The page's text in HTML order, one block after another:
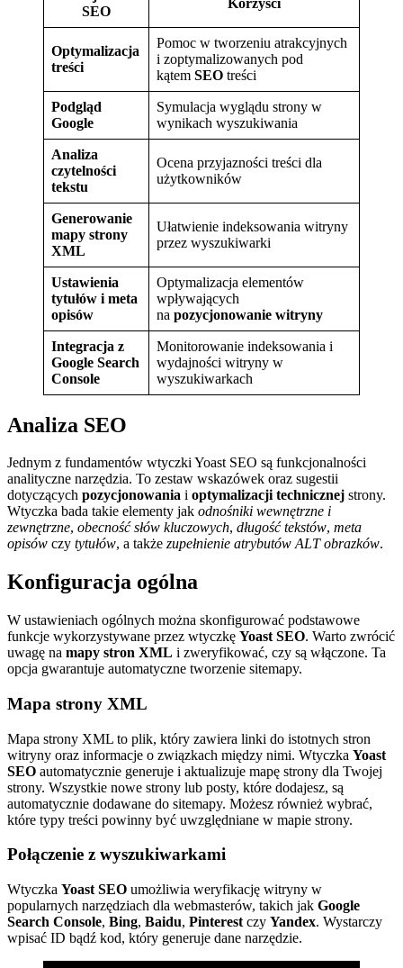
SEO
Optymalizacja
treści
Pomoc w tworzeniu atrakcyjnych
i zoptymalizowanych pod
kątem SEO treści
Podgląd
Google
Symulacja wyglądu strony w
wynikach wyszukiwania
Analiza
czytelności
tekstu
Ocena przyjazności treści dla
użytkowników
Generowanie
mapy strony
XML
Ułatwienie indeksowania witryny
przez wyszukiwarki
Ustawienia
tytułów i meta
opisów
Optymalizacja elementów
wpływających
na pozycjonowanie witryny
Integracja z
Google Search
Console
Monitorowanie indeksowania i
wydajności witryny w
wyszukiwarkach
Analiza SEO
Jednym z fundamentów wtyczki Yoast SEO są funkcjonalności
analityczne narzędzia. To zestaw wskazówek oraz sugestii
dotyczących pozycjonowania i optymalizacji technicznej strony.
Wtyczka bada takie elementy jak odnośniki wewnętrzne i
zewnętrzne, obecność słów kluczowych, długość tekstów, meta
opisów czy tytułów, a także zupełnienie atrybutów ALT obrazków.
Konfiguracja ogólna
W ustawieniach ogólnych można skonfigurować podstawowe
funkcje wykorzystywane przez wtyczkę Yoast SEO. Warto zwrócić
uwagę na mapy stron XML i zweryfikować, czy są włączone. Ta
opcja gwarantuje automatyczne tworzenie sitemapy.
Mapa strony XML
Mapa strony XML to plik, który zawiera linki do istotnych stron
witryny oraz informacje o związkach między nimi. Wtyczka Yoast
SEO automatycznie generuje i aktualizuje mapę strony dla Twojej
strony. Wszystkie nowe strony lub posty, które dodajesz, są
automatycznie dodawane do sitemapy. Możesz również wybrać,
które typy treści powinny być uwzględniane w mapie strony.
Połączenie z wyszukiwarkami
Wtyczka Yoast SEO umożliwia weryfikację witryny w
popularnych narzędziach dla webmasterów, takich jak Google
Search Console, Bing, Baidu, Pinterest czy Yandex. Wystarczy
wpisać ID bądź kod, który generuje dane narzędzie.